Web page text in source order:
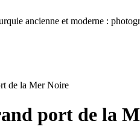
ancienne et moderne :
de la Mer Noire
port de la